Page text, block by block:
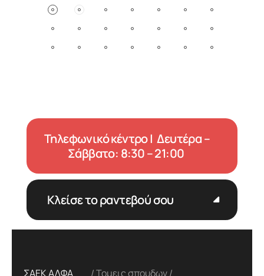
Τηλεφωνικό κέντρο | Δευτέρα –
Σάββατο: 8:30 – 21:00
Κλείσε το ραντεβού σου
ΣΑΕΚ ΑΛΦΑ Τομεις σπουδων